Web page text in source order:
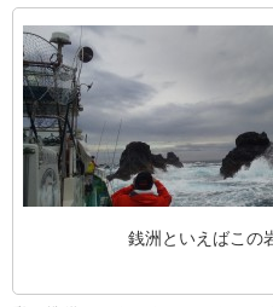
銭洲といえばこの